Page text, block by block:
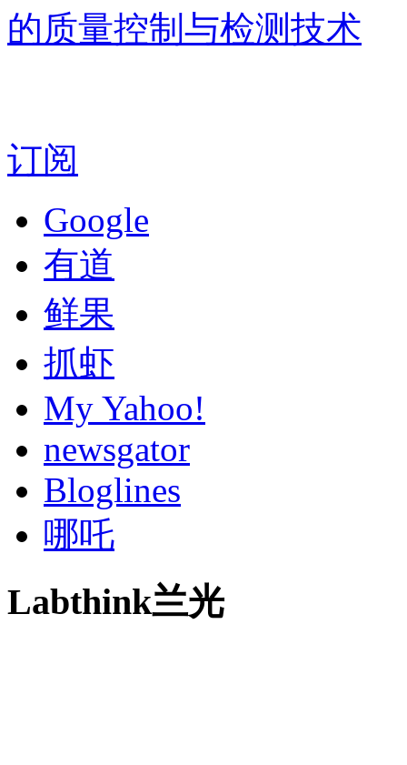
的质量控制与检测技术
订阅
Google
有道
鲜果
抓虾
My Yahoo!
newsgator
Bloglines
哪吒
Labthink兰光